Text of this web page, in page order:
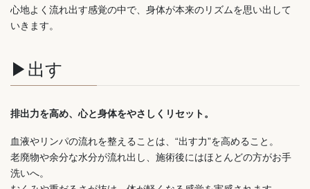
心地よく流れ出す感覚の中で、身体が本来のリズムを思い出して
いきます。
▶︎出す
排出力を高め、心と身体をやさしくリセット。
血液やリンパの流れを整えることは、“出す力”を高めること。
老廃物や余分な水分が流れ出し、施術後にはほとんどの方がお手
洗いへ。